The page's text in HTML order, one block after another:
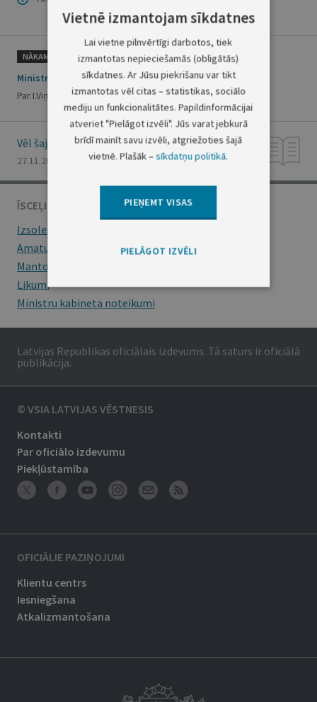
NĀKAMAIS
Ministru prezidenta rīkojums Nr.439
Par I.Viņķeles komandējumu
Vēl šajā numurā
27.11.2012., Nr. 186
ĪSCEĻI
Izsoles
Amatu konkursi
Mantojumu ziņas
Likumi
Ministru kabineta noteikumi
Latvijas Republikas oficiālais izdevums. Tā saturs ir oficiālā
publikācija.
© VSIA LATVIJAS VĒSTNESIS
Kontakti
Par oficiālo izdevumu
Piekļūstamība
OFICIĀLIE PAZIŅOJUMI
Klientu centrs
Iesniegšana
Atkalizmantošana
Vietnē izmantojam sīkdatnes
Lai vietne pilnvērtīgi darbotos, tiek
izmantotas nepieciešamās (obligātās)
sīkdatnes. Ar Jūsu piekrišanu var tikt
izmantotas vēl citas – statistikas, sociālo
mediju un funkcionalitātes. Papildinformācijai
atveriet "Pielāgot izvēli". Jūs varat jebkurā
brīdī mainīt savu izvēli, atgriežoties šajā
vietnē. Plašāk –sīkdatņu politikā.
PIEŅEMT VISAS
PIELĀGOT IZVĒLI